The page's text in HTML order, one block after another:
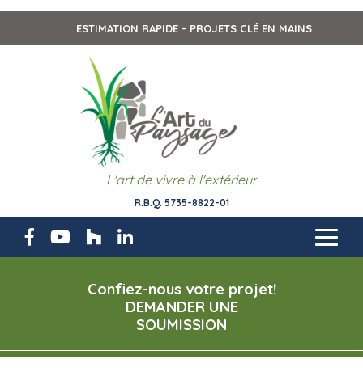
ESTIMATION RAPIDE - PROJETS CLÉ EN MAINS
L'art de vivre à l'extérieur
R.B.Q. 5735-8822-01
Confiez-nous votre projet!
DEMANDER UNE
SOUMISSION